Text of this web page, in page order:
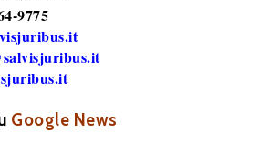
9775
Google News